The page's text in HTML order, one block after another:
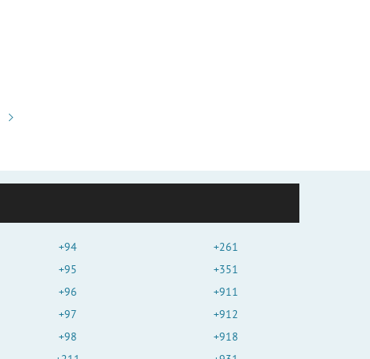
+94
+95
+96
+97
+98
+261
+351
+911
+912
+918